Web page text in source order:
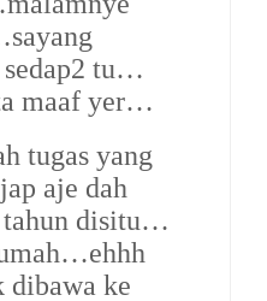
sedap2 tu…
maaf yer…
tugas yang
aje dah
tahun disitu…
ke